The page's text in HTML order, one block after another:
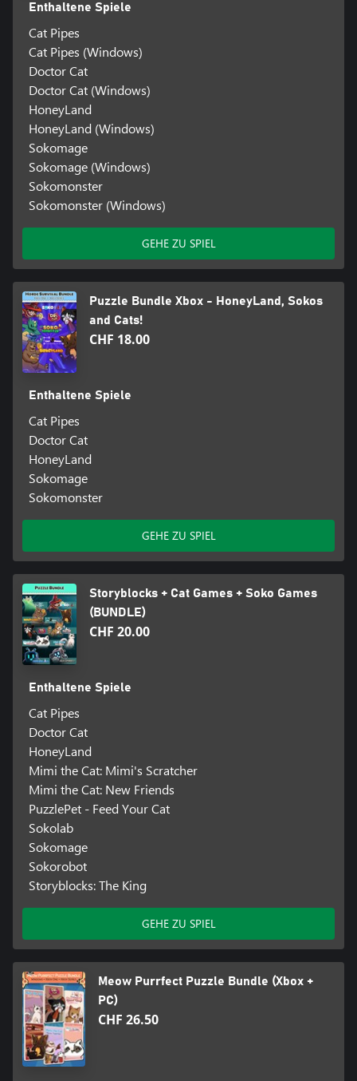
Enthaltene Spiele
Cat Pipes
Cat Pipes (Windows)
Doctor Cat
Doctor Cat (Windows)
HoneyLand
HoneyLand (Windows)
Sokomage
Sokomage (Windows)
Sokomonster
Sokomonster (Windows)
GEHE ZU SPIEL
Puzzle Bundle Xbox - HoneyLand, Sokos
and Cats!
CHF 18.00
Enthaltene Spiele
Cat Pipes
Doctor Cat
HoneyLand
Sokomage
Sokomonster
GEHE ZU SPIEL
Storyblocks + Cat Games + Soko Games
(BUNDLE)
CHF 20.00
Enthaltene Spiele
Cat Pipes
Doctor Cat
HoneyLand
Mimi the Cat: Mimi's Scratcher
Mimi the Cat: New Friends
PuzzlePet - Feed Your Cat
Sokolab
Sokomage
Sokorobot
Storyblocks: The King
GEHE ZU SPIEL
Meow Purrfect Puzzle Bundle (Xbox +
PC)
CHF 26.50